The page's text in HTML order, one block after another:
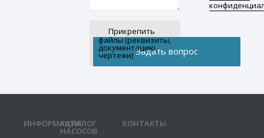
Прикрепить
файлы (реквизиты,
документацию,
чертежи)
КОНТАКТЫ
ИНФОРМАЦИЯ
КАТАЛОГ
НАСОСОВ